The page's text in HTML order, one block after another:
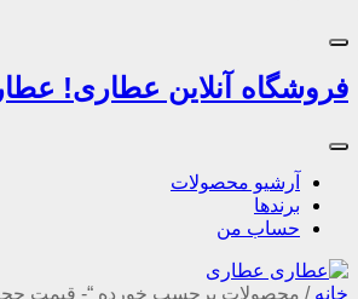
فروشگاه آنلاین عطاری!
آرشیو محصولات
برندها
حساب من
خانه / محصولات برچسب خورده “- قیمت حجر